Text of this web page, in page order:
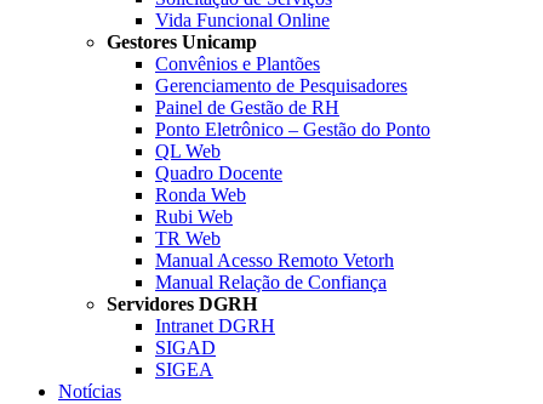
Vida Funcional Online
Gestores Unicamp
Convênios e Plantões
Gerenciamento de Pesquisadores
Painel de Gestão de RH
Ponto Eletrônico – Gestão do Ponto
QL Web
Quadro Docente
Ronda Web
Rubi Web
TR Web
Manual Acesso Remoto Vetorh
Manual Relação de Confiança
Servidores DGRH
Intranet DGRH
SIGAD
SIGEA
Notícias